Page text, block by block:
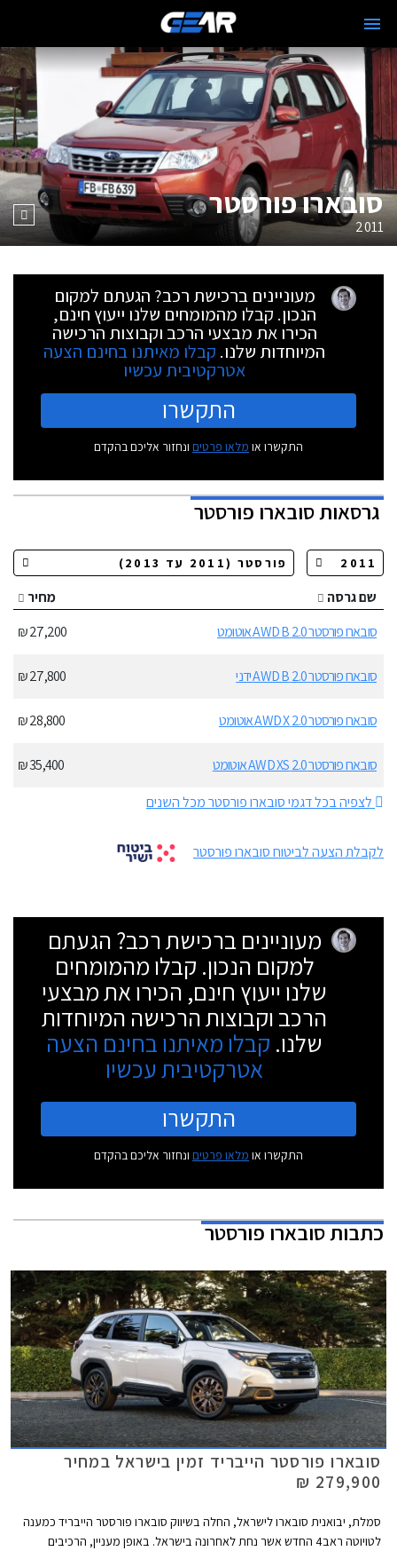
סובארו פורסטר
2011
מעוניינים ברכישת רכב? הגעתם למקום
הנכון. קבלו מהמומחים שלנו ייעוץ חינם,
הכירו את מבצעי הרכב וקבוצות הרכישה
המיוחדות שלנו. קבלו מאיתנו בחינם הצעה
אטרקטיבית עכשיו
התקשרו
התקשרו או מלאו פרטים ונחזור אליכם בהקדם
גרסאותסובארו פורסטר
שם גרסה
מחיר
סובארו פורסטר 2.0 AWD B אוטומט
27,200 ₪
סובארו פורסטר 2.0 AWD B ידני 27,800 ₪
סובארו פורסטר 2.0 AWD X אוטומט 28,800 ₪
סובארו פורסטר 2.0 AWD XS אוטומט
35,400 ₪
לצפיה בכל דגמי סובארו פורסטר מכל השנים
לקבלת הצעה לביטוח סובארו פורסטר
מעוניינים ברכישת רכב? הגעתם
למקום הנכון. קבלו מהמומחים
שלנו ייעוץ חינם, הכירו את מבצעי
הרכב וקבוצות הרכישה המיוחדות
שלנו. קבלו מאיתנו בחינם הצעה
אטרקטיבית עכשיו
התקשרו
התקשרו או מלאו פרטים ונחזור אליכם בהקדם
כתבותסובארו פורסטר
סובארו פורסטר הייבריד זמין בישראל במחיר
279,900 ₪
סמלת, יבואנית סובארו לישראל, החלה בשיווק סובארו פורסטר הייבריד כמענה
לטויוטה ראב4 החדש אשר נחת לאחרונה בישראל. באופן מעניין, הרכיבים